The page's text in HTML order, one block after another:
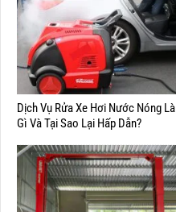
Dịch Vụ Rửa Xe Hơi Nước Nóng Là
Gì Và Tại Sao Lại Hấp Dẫn?